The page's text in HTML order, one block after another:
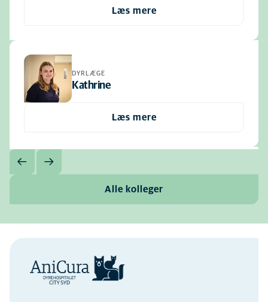
Læs mere
DYRLÆGE
Kathrine
Læs mere
Alle kolleger